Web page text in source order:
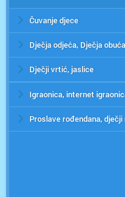
Čuvanje djece
Dječja odjeća, Dječja
Dječji vrtić, jaslice
Igraonica, internet
Proslave rođendana,